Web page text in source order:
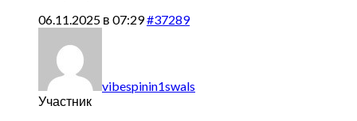
06.11.2025 в 07:29#37289
vibespinin1swals
Участник